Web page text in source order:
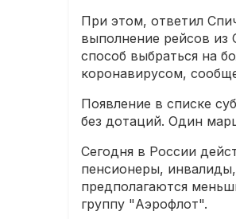
При этом, ответил
выполнение рейсов из
способ выбраться на
коронавирусом,
Появление в списке
без дотаций. Один
Сегодня в России
пенсионеры,
предполагаются
группу "Аэрофлот".